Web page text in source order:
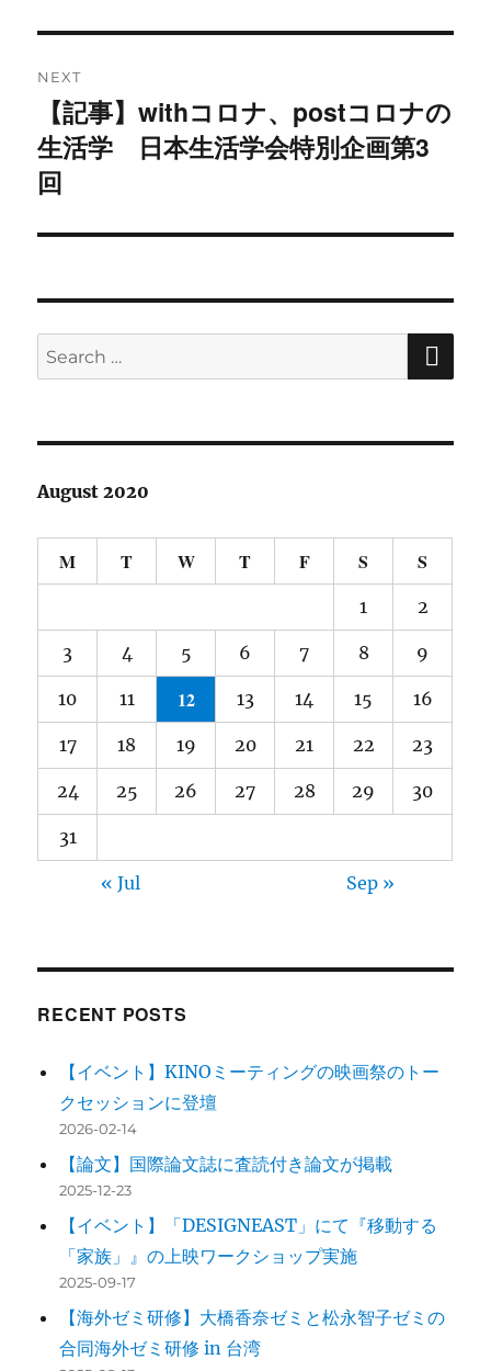
NEXT
Next
post:
【記事】withコロナ、postコロナの
生活学 日本生活学会特別企画第3
回
Search
for:
August 2020
M T W T F S S
1 2
3 4 5 6 7 8 9
10 11 12 13 14 15 16
17 18 19 20 21 22 23
24 25 26 27 28 29 30
31
« Jul Sep »
RECENT POSTS
【イベント】KINOミーティングの映画祭のトー
クセッションに登壇
2026-02-14
【論文】国際論文誌に査読付き論文が掲載
2025-12-23
【イベント】「DESIGNEAST」にて『移動する
「家族」』の上映ワークショップ実施
2025-09-17
【海外ゼミ研修】大橋香奈ゼミと松永智子ゼミの
合同海外ゼミ研修 in 台湾